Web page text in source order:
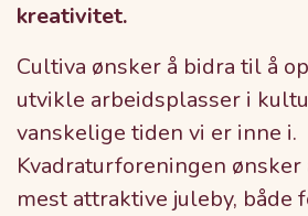
kreativitet.
Cultiva ønsker å bidra til å
utvikle arbeidsplasser i
vanskelige tiden vi er inne i.
Kvadraturforeningen ønsker
mest attraktive juleby, både